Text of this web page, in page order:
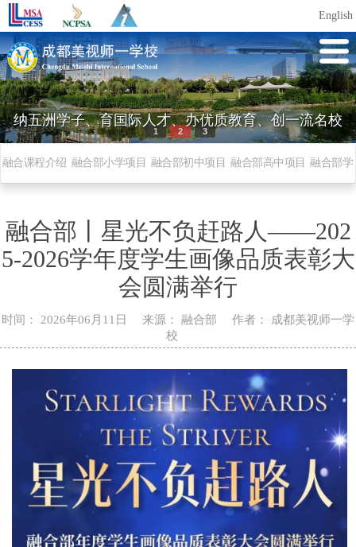
English
1 2 3
纳五洲学子、育国际人才、办优质教育、创一流名校
融合课程介绍 融合部小学项目 融合部初中项目 融合部高中项目 融合部学
融合部丨星光不负赶路人——202
5-2026学年度学生画像品质表彰大
会圆满举行
时间：2026年06月11日 来源： 融合部 作者： 成都美视师一学
校